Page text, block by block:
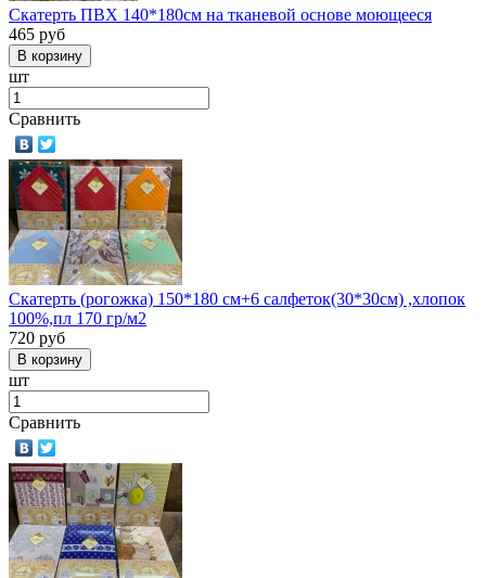
Скатерть ПВХ 140*180см на тканевой основе моющееся
465 руб
шт
Сравнить
Скатерть (рогожка) 150*180 см+6 салфеток(30*30см) ,хлопок
100%,пл 170 гр/м2
720 руб
шт
Сравнить